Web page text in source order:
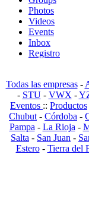
Photos
Videos
Events
Inbox
Registro
Todas las empresas-
- STU- VWX -
Eventos :: Productos
Chubut - Córdoba -
Pampa - La Rioja -
Salta - San Juan -
Estero- Tierra del